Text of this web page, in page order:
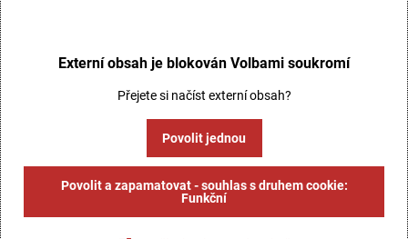
Externí obsah je blokován Volbami soukromí
Přejete si načíst externí obsah?
Povolit jednou
Povolit a zapamatovat - souhlas s druhem cookie:
Funkční